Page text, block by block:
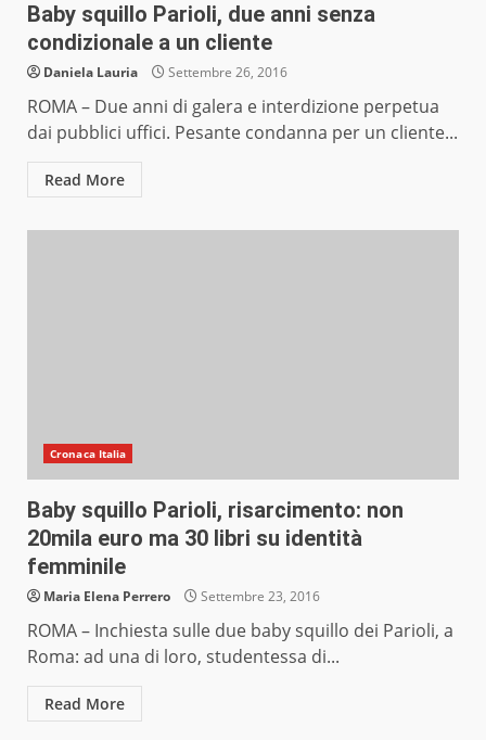
Baby squillo Parioli, due anni senza
condizionale a un cliente
Daniela Lauria Settembre 26, 2016
ROMA – Due anni di galera e interdizione perpetua
dai pubblici uffici. Pesante condanna per un cliente...
Read More
Cronaca Italia
Baby squillo Parioli, risarcimento: non
20mila euro ma 30 libri su identità
femminile
Maria Elena Perrero Settembre 23, 2016
ROMA – Inchiesta sulle due baby squillo dei Parioli, a
Roma: ad una di loro, studentessa di...
Read More